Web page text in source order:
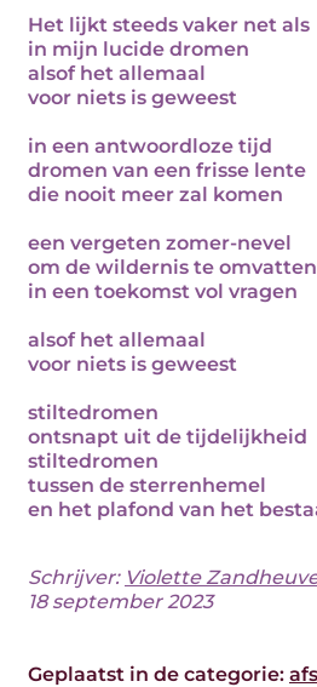
Het lijkt steeds vaker net als
in mijn lucide dromen
alsof het allemaal
voor niets is geweest
in een antwoordloze tijd
dromen van een frisse lente
die nooit meer zal komen
een vergeten zomer-nevel
om de wildernis te omvatten
in een toekomst vol vragen
alsof het allemaal
voor niets is geweest
stiltedromen
ontsnapt uit de tijdelijkheid
stiltedromen
tussen de sterrenhemel
en het plafond van het
Schrijver: Violette
18 september 2023
Geplaatst in de categorie: